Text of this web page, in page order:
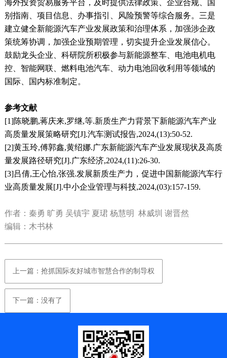
海外投资贸易服务平台，及时提供法律政策、企业合规、国
别指南、项目信息、办事指引、风险预警等综合服务。三是
建立健全新能源汽车产业发展政策和治理体系，加强涉企政
策统筹协调，加强企业预期管理，切实提升企业发展信心。
鼓励龙头企业、科研院所积极参与新能源整车、电池电机电
控、智能网联、燃料电池汽车、动力电池回收利用等领域的
国际、国内标准制定。
参考文献
[1]陈晓鹏,蒋庆来,罗继,等.新质生产力背景下新能源汽车产业
高质量发展策略研究[J].汽车测试报告,2024,(13):50-52.
[2]黄玉玲,傅郭鑫,黄绍娜.广东新能源汽车产业发展现状及高质
量发展路径研究[J].广东经济,2024,(11):26-30.
[3]吕倩,王心怡,张强.发展新质生产力，促进中国新能源汽车行
业高质量发展[J].中小企业管理与科技,2024,(03):157-159.
作者：秦勇 旷勇 吴镇宇 夏珺 杨慧明 林威圳 谢晋然
编辑：木书林
上一篇：抢抓国际友好城市智慧合作的制导权
下一篇：没有了